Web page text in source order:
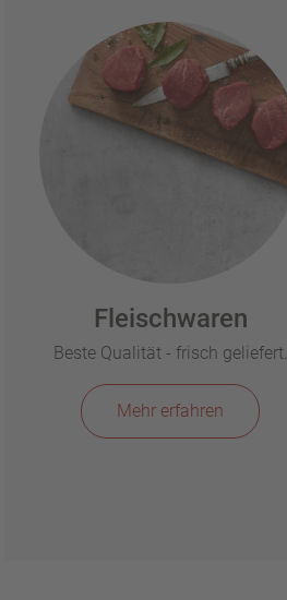
Fleischwaren
Beste Qualität - frisch geliefert.
Mehr erfahren